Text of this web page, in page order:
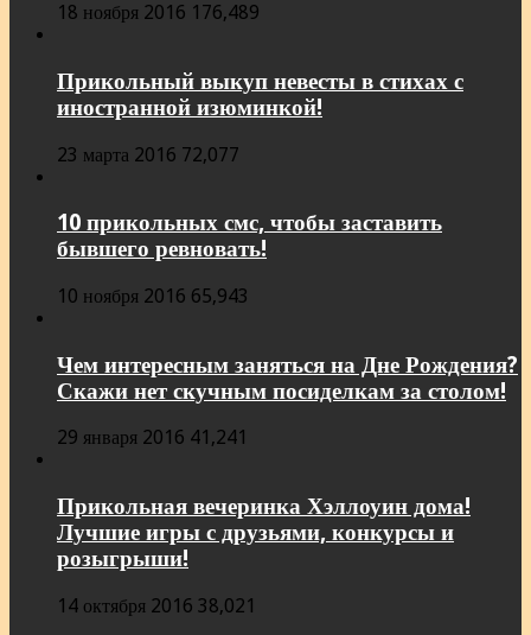
18 ноября 2016 176,489
Прикольный выкуп невесты в стихах с
иностранной изюминкой!
23 марта 2016 72,077
10 прикольных смс, чтобы заставить
бывшего ревновать!
10 ноября 2016 65,943
Чем интересным заняться на Дне Рождения?
Скажи нет скучным посиделкам за столом!
29 января 2016 41,241
Прикольная вечеринка Хэллоуин дома!
Лучшие игры с друзьями, конкурсы и
розыгрыши!
14 октября 2016 38,021